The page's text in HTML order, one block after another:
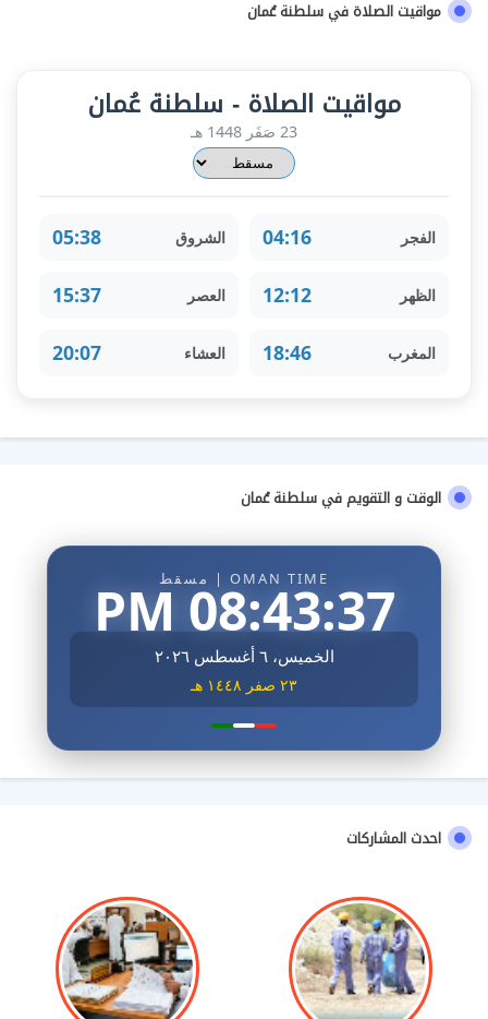
مواقيت الصلاة في سلطنة عُمان
مواقيت الصلاة - سلطنة عُمان
23 صَفَر 1448 هـ
الفجر 04:16 الشروق 05:38
الظهر 12:12 العصر 15:37
المغرب 18:46 العشاء 20:07
الوقت و التقويم في سلطنة عُمان
OMAN TIME | مسقط
08:43:39 PM
الخميس، ٦ أغسطس ٢٠٢٦
٢٣ صفر ١٤٤٨ هـ
احدث المشاركات